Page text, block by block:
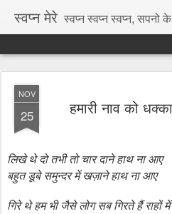
स्वप्न मेरे स्वप्न स्वप्न स्वप्न, सपनो
NOV
25 हमारी नाव को
लिखे थे दो तभी तो चार दाने हाथ ना आए
बहुत डूबे समुन्दर में खज़ाने हाथ ना आए
गिरे थे हम भी जैसे लोग सब गिरते हैं राहों में